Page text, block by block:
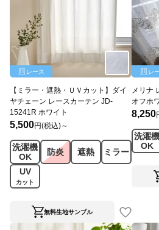
レース
【ミラー・遮熱・ＵＶカット】ダイ
ヤチェーン レースカーテン JD-
15241R ホワイト
5,500円(税込)～
洗濯機
OK
防炎 遮熱
ミラー
UV
カット
無料生地サンプル
レ
メリナ
オフホ
8,250
洗濯機
OK